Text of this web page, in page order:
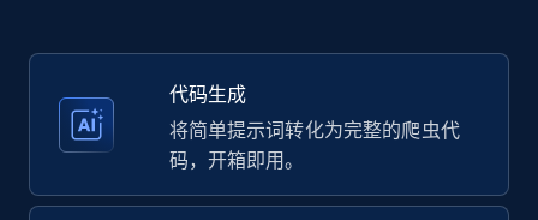
more.
35.2K+ 5.7K+ 注册使用
代码生成
将简单提示词转化为完整的爬虫代
码，开箱即用。